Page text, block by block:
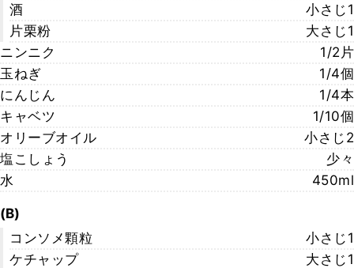
酒
小さじ1
片栗粉
大さじ1
ニンニク
1/2片
玉ねぎ
1/4個
にんじん
1/4本
キャベツ
1/10個
オリーブオイル
小さじ2
塩こしょう
少々
水
450ml
(B)
コンソメ顆粒
小さじ1
ケチャップ
大さじ1